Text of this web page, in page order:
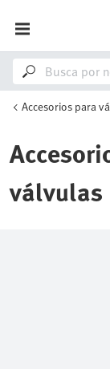
Accesorios para
válvulas